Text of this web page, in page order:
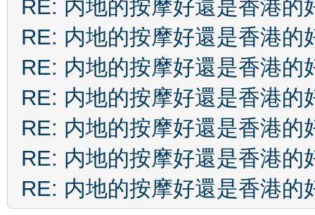
RE: 内地的按摩好還是香港的
RE: 内地的按摩好還是香港的
RE: 内地的按摩好還是香港的
RE: 内地的按摩好還是香港的
RE: 内地的按摩好還是香港的
RE: 内地的按摩好還是香港的
RE: 内地的按摩好還是香港的